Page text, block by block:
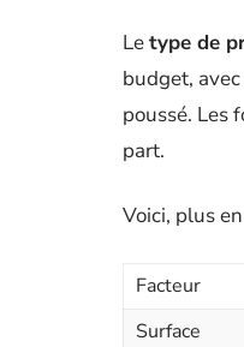
Letype de
budget,
poussé. Les
part.
Voici, plus
Facteur
Surface